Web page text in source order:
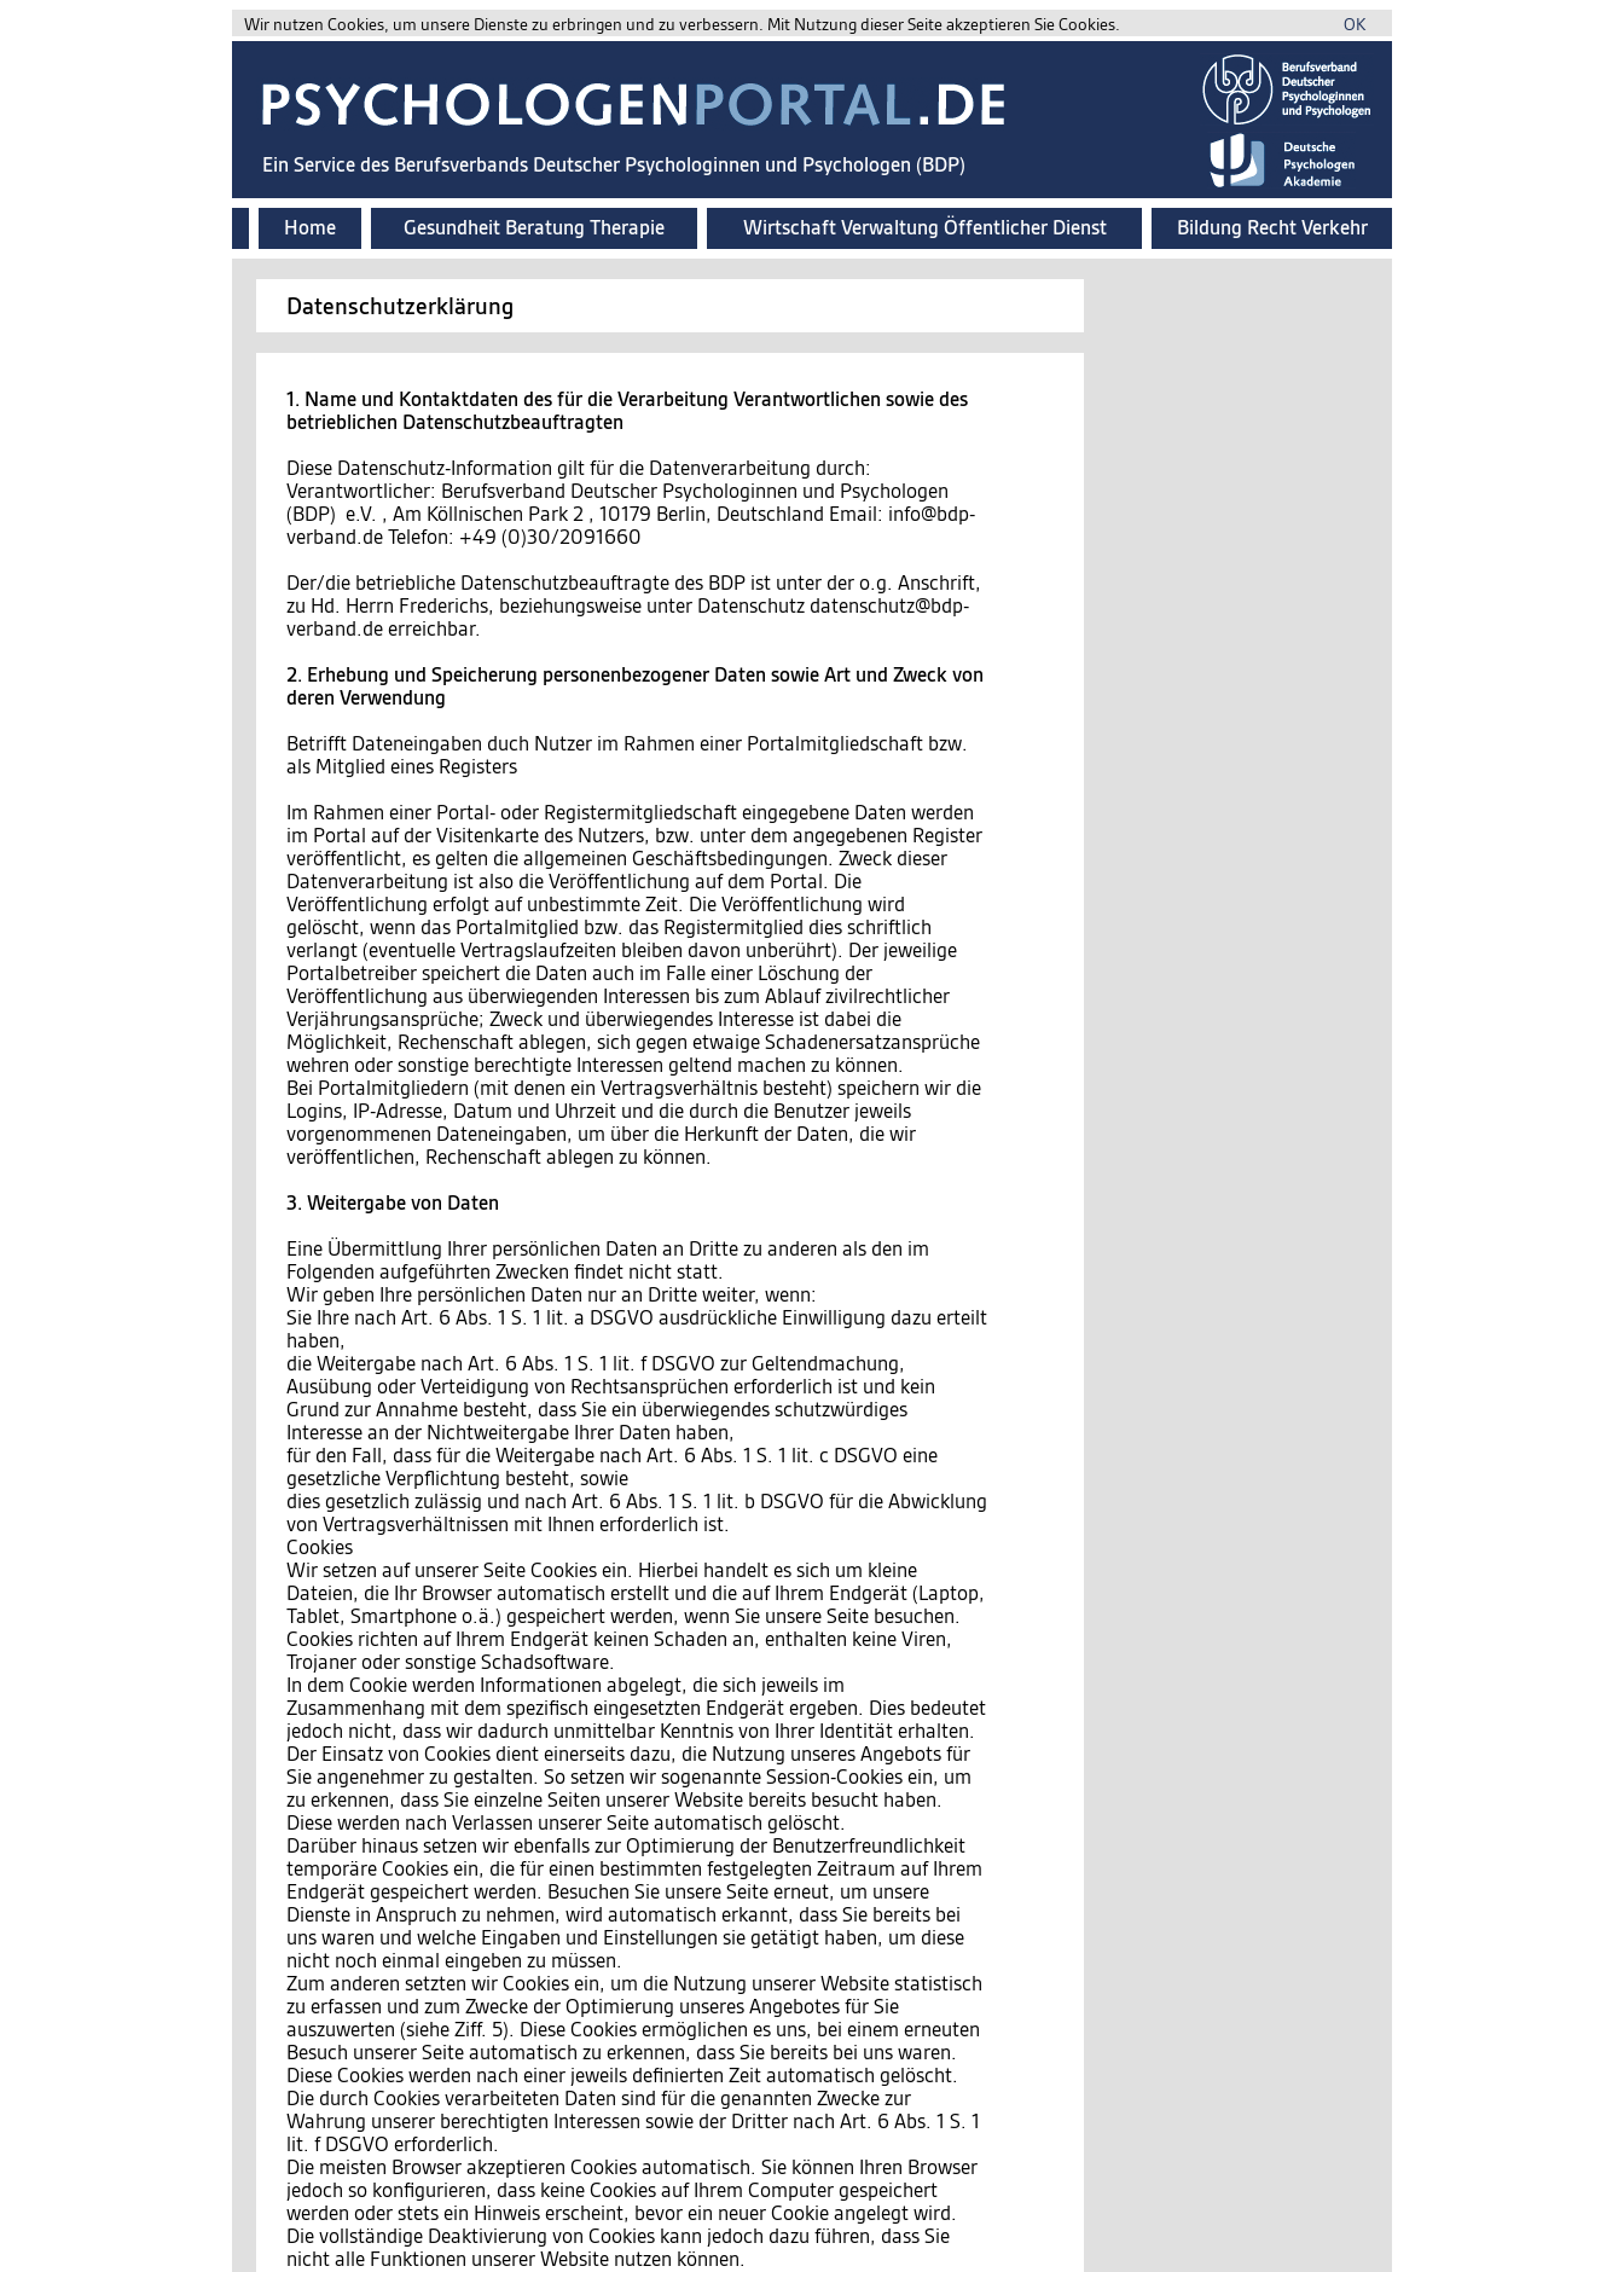
Wir nutzen Cookies, um unsere Dienste zu erbringen und zu verbessern. Mit Nutzung dieser Seite akzeptieren Sie Cookies. OK
Ein Service des Berufsverbands Deutscher Psychologinnen und Psychologen (BDP)
Home Gesundheit Beratung Therapie Wirtschaft Verwaltung Öffentlicher Dienst Bildung Recht Verkehr
Datenschutzerklärung
1. Name und Kontaktdaten des für die Verarbeitung Verantwortlichen sowie des
betrieblichen Datenschutzbeauftragten
Diese Datenschutz-Information gilt für die Datenverarbeitung durch:
Verantwortlicher: Berufsverband Deutscher Psychologinnen und Psychologen
(BDP) e.V. , Am Köllnischen Park 2 , 10179 Berlin, Deutschland Email: info@bdp-
verband.de Telefon: +49 (0)30/2091660
Der/die betriebliche Datenschutzbeauftragte des BDP ist unter der o.g. Anschrift,
zu Hd. Herrn Frederichs, beziehungsweise unter Datenschutz datenschutz@bdp-
verband.de erreichbar.
2. Erhebung und Speicherung personenbezogener Daten sowie Art und Zweck von
deren Verwendung
Betrifft Dateneingaben duch Nutzer im Rahmen einer Portalmitgliedschaft bzw.
als Mitglied eines Registers
Im Rahmen einer Portal- oder Registermitgliedschaft eingegebene Daten werden
im Portal auf der Visitenkarte des Nutzers, bzw. unter dem angegebenen Register
veröffentlicht, es gelten die allgemeinen Geschäftsbedingungen. Zweck dieser
Datenverarbeitung ist also die Veröffentlichung auf dem Portal. Die
Veröffentlichung erfolgt auf unbestimmte Zeit. Die Veröffentlichung wird
gelöscht, wenn das Portalmitglied bzw. das Registermitglied dies schriftlich
verlangt (eventuelle Vertragslaufzeiten bleiben davon unberührt). Der jeweilige
Portalbetreiber speichert die Daten auch im Falle einer Löschung der
Veröffentlichung aus überwiegenden Interessen bis zum Ablauf zivilrechtlicher
Verjährungsansprüche; Zweck und überwiegendes Interesse ist dabei die
Möglichkeit, Rechenschaft ablegen, sich gegen etwaige Schadenersatzansprüche
wehren oder sonstige berechtigte Interessen geltend machen zu können.
Bei Portalmitgliedern (mit denen ein Vertragsverhältnis besteht) speichern wir die
Logins, IP-Adresse, Datum und Uhrzeit und die durch die Benutzer jeweils
vorgenommenen Dateneingaben, um über die Herkunft der Daten, die wir
veröffentlichen, Rechenschaft ablegen zu können.
3. Weitergabe von Daten
Eine Übermittlung Ihrer persönlichen Daten an Dritte zu anderen als den im
Folgenden aufgeführten Zwecken findet nicht statt.
Wir geben Ihre persönlichen Daten nur an Dritte weiter, wenn:
Sie Ihre nach Art. 6 Abs. 1 S. 1 lit. a DSGVO ausdrückliche Einwilligung dazu erteilt
haben,
die Weitergabe nach Art. 6 Abs. 1 S. 1 lit. f DSGVO zur Geltendmachung,
Ausübung oder Verteidigung von Rechtsansprüchen erforderlich ist und kein
Grund zur Annahme besteht, dass Sie ein überwiegendes schutzwürdiges
Interesse an der Nichtweitergabe Ihrer Daten haben,
für den Fall, dass für die Weitergabe nach Art. 6 Abs. 1 S. 1 lit. c DSGVO eine
gesetzliche Verpflichtung besteht, sowie
dies gesetzlich zulässig und nach Art. 6 Abs. 1 S. 1 lit. b DSGVO für die Abwicklung
von Vertragsverhältnissen mit Ihnen erforderlich ist.
Cookies
Wir setzen auf unserer Seite Cookies ein. Hierbei handelt es sich um kleine
Dateien, die Ihr Browser automatisch erstellt und die auf Ihrem Endgerät (Laptop,
Tablet, Smartphone o.ä.) gespeichert werden, wenn Sie unsere Seite besuchen.
Cookies richten auf Ihrem Endgerät keinen Schaden an, enthalten keine Viren,
Trojaner oder sonstige Schadsoftware.
In dem Cookie werden Informationen abgelegt, die sich jeweils im
Zusammenhang mit dem spezifisch eingesetzten Endgerät ergeben. Dies bedeutet
jedoch nicht, dass wir dadurch unmittelbar Kenntnis von Ihrer Identität erhalten.
Der Einsatz von Cookies dient einerseits dazu, die Nutzung unseres Angebots für
Sie angenehmer zu gestalten. So setzen wir sogenannte Session-Cookies ein, um
zu erkennen, dass Sie einzelne Seiten unserer Website bereits besucht haben.
Diese werden nach Verlassen unserer Seite automatisch gelöscht.
Darüber hinaus setzen wir ebenfalls zur Optimierung der Benutzerfreundlichkeit
temporäre Cookies ein, die für einen bestimmten festgelegten Zeitraum auf Ihrem
Endgerät gespeichert werden. Besuchen Sie unsere Seite erneut, um unsere
Dienste in Anspruch zu nehmen, wird automatisch erkannt, dass Sie bereits bei
uns waren und welche Eingaben und Einstellungen sie getätigt haben, um diese
nicht noch einmal eingeben zu müssen.
Zum anderen setzten wir Cookies ein, um die Nutzung unserer Website statistisch
zu erfassen und zum Zwecke der Optimierung unseres Angebotes für Sie
auszuwerten (siehe Ziff. 5). Diese Cookies ermöglichen es uns, bei einem erneuten
Besuch unserer Seite automatisch zu erkennen, dass Sie bereits bei uns waren.
Diese Cookies werden nach einer jeweils definierten Zeit automatisch gelöscht.
Die durch Cookies verarbeiteten Daten sind für die genannten Zwecke zur
Wahrung unserer berechtigten Interessen sowie der Dritter nach Art. 6 Abs. 1 S. 1
lit. f DSGVO erforderlich.
Die meisten Browser akzeptieren Cookies automatisch. Sie können Ihren Browser
jedoch so konfigurieren, dass keine Cookies auf Ihrem Computer gespeichert
werden oder stets ein Hinweis erscheint, bevor ein neuer Cookie angelegt wird.
Die vollständige Deaktivierung von Cookies kann jedoch dazu führen, dass Sie
nicht alle Funktionen unserer Website nutzen können.